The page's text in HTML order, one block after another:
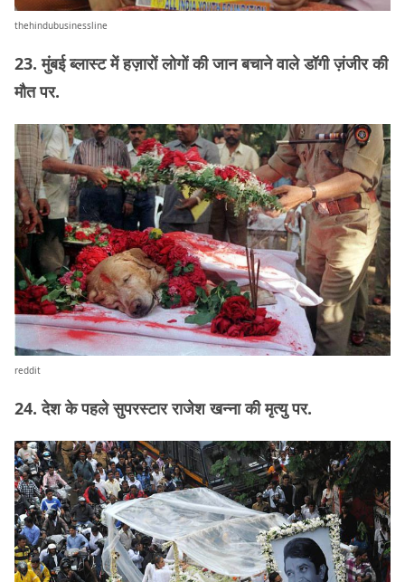
thehindubusinessline
23. मुंबई ब्लास्ट में हज़ारों लोगों की जान बचाने वाले डॉगी ज़ंजीर की
मौत पर.
reddit
24. देश के पहले सुपरस्टार राजेश खन्ना की मृत्यु पर.